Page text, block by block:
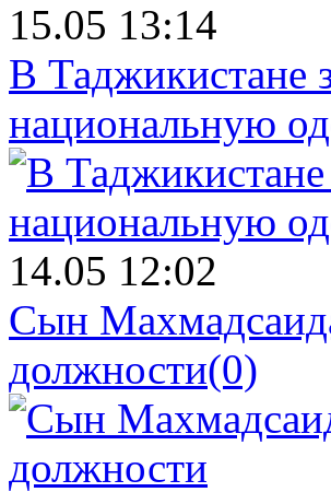
15.05 13:14
В Таджикистане
национальную
14.05 12:02
Сын
должности(0)